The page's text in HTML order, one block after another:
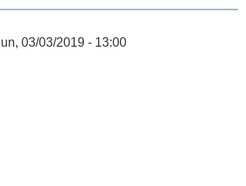
03/03/2019 - 13:00